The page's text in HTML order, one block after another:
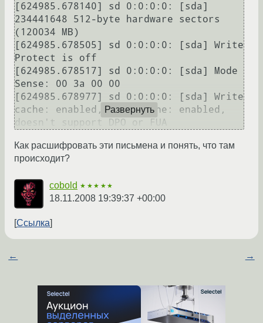
[624985.678140] sd 0:0:0:0: [sda]
234441648 512-byte hardware sectors
(120034 MB)
[624985.678505] sd 0:0:0:0: [sda] Write
Protect is off
[624985.678517] sd 0:0:0:0: [sda] Mode
Sense: 00 3a 00 00
[624985.678977] sd 0:0:0:0: [sda] Write
cache: enabled, read cache: enabled,
Развернуть
Как расшифровать эти письмена и понять, что там
происходит?
cobold ★★★★★
18.11.2008 19:39:37 +00:00
Ссылка
← →